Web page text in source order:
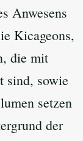
Anwesens
Kicageons,
die mit
sind, sowie
setzen
der